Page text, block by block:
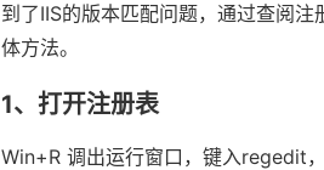
到了IIS的版本匹配问题，通过查阅注
体方法。
1、打开注册表
Win+R 调出运行窗口，键入regedit